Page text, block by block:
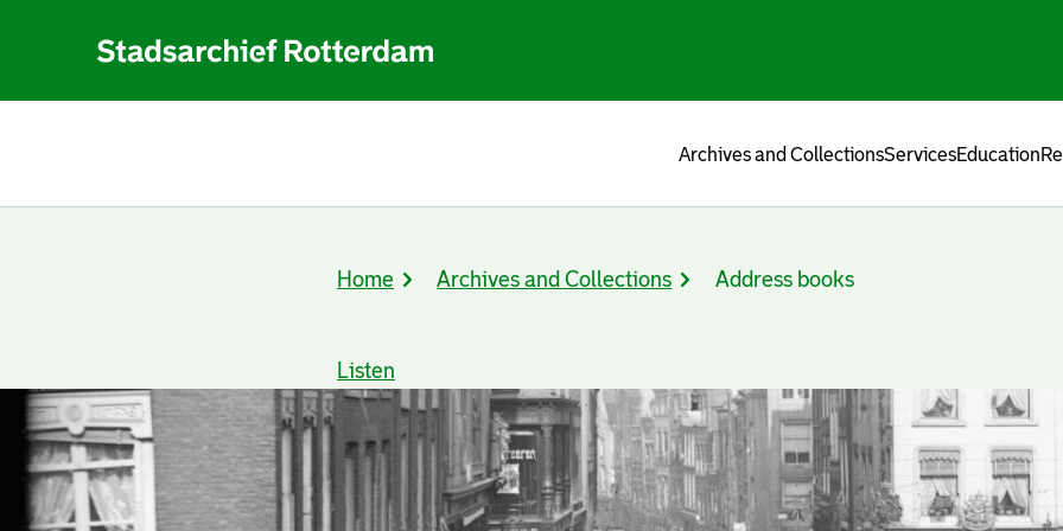
Archives and CollectionsServicesEducation
Breadcrumb
Home Archives and Collections Address books
Listen